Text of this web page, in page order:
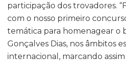
participação dos trovadores.
com o nosso primeiro
temática para homenagear o
Gonçalves Dias, nos âmbitos
internacional, marcando